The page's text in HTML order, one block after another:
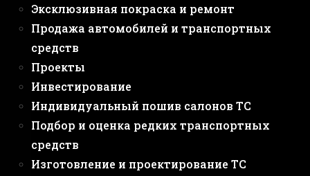
Эксклюзивная покраска и ремонт
Продажа автомобилей и транспортных
средств
Проекты
Инвестирование
Индивидуальный пошив салонов ТС
Подбор и оценка редких транспортных
средств
Изготовление и проектирование ТС